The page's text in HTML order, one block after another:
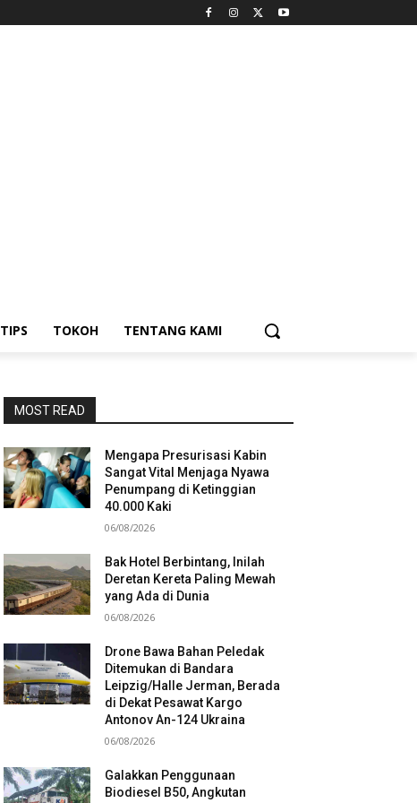
TIPS TOKOH TENTANG KAMI
MOST READ
Mengapa Presurisasi Kabin
Sangat Vital Menjaga Nyawa
Penumpang di Ketinggian
40.000 Kaki
06/08/2026
Bak Hotel Berbintang, Inilah
Deretan Kereta Paling Mewah
yang Ada di Dunia
06/08/2026
Drone Bawa Bahan Peledak
Ditemukan di Bandara
Leipzig/Halle Jerman, Berada
di Dekat Pesawat Kargo
Antonov An-124 Ukraina
06/08/2026
Galakkan Penggunaan
Biodiesel B50, Angkutan